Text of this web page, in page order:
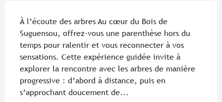
À l’écoute des arbres Au cœur du Bois de
Suguensou, offrez-vous une parenthèse hors du
temps pour ralentir et vous reconnecter à vos
sensations. Cette expérience guidée invite à
explorer la rencontre avec les arbres de manière
progressive : d’abord à distance, puis en
s’approchant doucement de...